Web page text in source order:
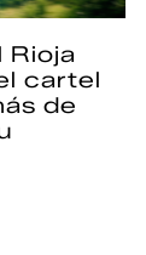
Rioja
cartel
de